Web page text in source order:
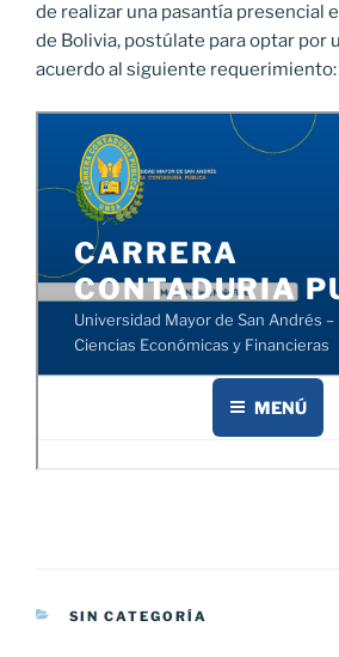
de realizar una pasantía presencial
de Bolivia, postúlate para optar por
acuerdo al siguiente requerimiento:
CATEGORÍAS
SIN CATEGORÍA